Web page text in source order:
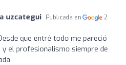
uzcategui Publicada en
2
que entré todo me pareció
el profesionalismo siempre de